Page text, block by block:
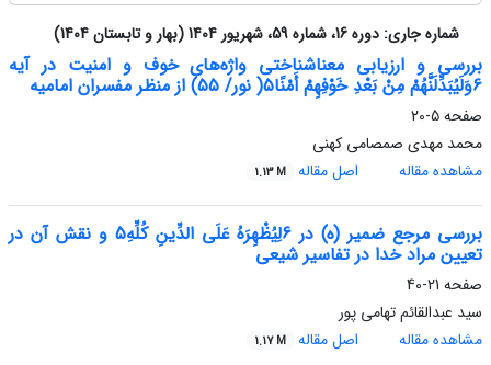
شماره جاری:دوره 16، شماره 59، شهریور 1404 (بهار و تابستان 1404)
بررسی و ارزیابی معناشناختی واژه‌های خوف و امنیت در آیه
6وَلَیُبَدِّلَنَّهُمْ مِنْ بَعْدِ خَوْفِهِمْ أَمْنًا5( نور/ 55) از منظر مفسران امامیه
صفحه5-20
محمد مهدی صمصامی کهنی
مشاهده مقاله
اصل مقاله 1.13 M
بررسی مرجع ضمیر (ه) در 6لِیُظْهِرَهُ عَلَى الدِّینِ کُلِّهِ5 و نقش آن در
تعیین مراد خدا در تفاسیر شیعی
صفحه 21-40
سید عبدالقائم تهامی پور
مشاهده مقاله
اصل مقاله 1.17 M